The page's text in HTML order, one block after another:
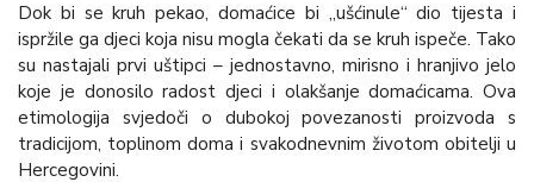
Dok bi se kruh pekao, domaćice bi „ušćinule“ dio tijesta i
ispržile ga djeci koja nisu mogla čekati da se kruh ispeče. Tako
su nastajali prvi uštipci – jednostavno, mirisno i hranjivo jelo
koje je donosilo radost djeci i olakšanje domaćicama. Ova
etimologija svjedoči o dubokoj povezanosti proizvoda s
tradicijom, toplinom doma i svakodnevnim životom obitelji u
Hercegovini.